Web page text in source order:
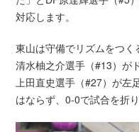
対応します。
東山は守備でリズムをつ
清水柚之介選手（#13）が
上田直史選手（#27）が左
はならず、0-0で試合を折